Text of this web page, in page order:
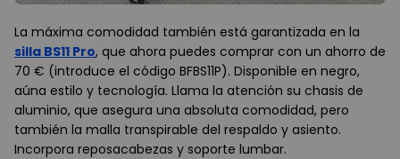
La máxima comodidad también está garantizada en la
silla BS11 Pro, que ahora puedes comprar con un ahorro de
70 € (introduce el código BFBS11P). Disponible en negro,
aúna estilo y tecnología. Llama la atención su chasis de
aluminio, que asegura una absoluta comodidad, pero
también la malla transpirable del respaldo y asiento.
Incorpora reposacabezas y soporte lumbar.